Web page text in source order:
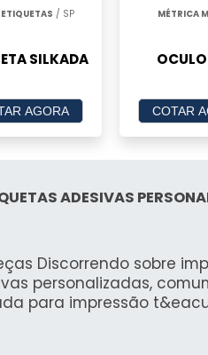
/ SP
SILKADA
AGORA
MÉTRICA
COTAR
ADESIVAS
Discorrendo sobre
personalizadas,
para impressão